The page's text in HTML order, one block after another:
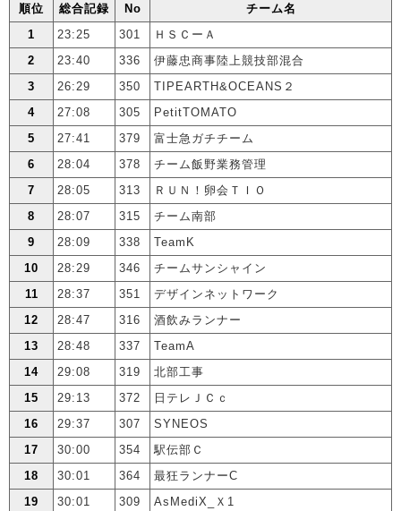
順位 総合記録 No
チーム名
1
23:25 301
ＨＳＣーＡ
2
23:40 336
伊藤忠商事陸上競技部混合
3
26:29 350
TIPEARTH&OCEANS２
4
27:08 305
PetitTOMATO
5
27:41 379
富士急ガチチーム
6
28:04 378
チーム飯野業務管理
7
28:05 313
ＲＵＮ！卵会ＴＩＯ
8
28:07 315
チーム南部
9
28:09 338
TeamK
10
28:29 346
チームサンシャイン
11
28:37 351
デザインネットワーク
12
28:47 316
酒飲みランナー
13
28:48 337
TeamA
14
29:08 319
北部工事
15
29:13 372
日テレＪＣｃ
16
29:37 307
SYNEOS
17
30:00 354
駅伝部Ｃ
18
30:01 364
最狂ランナーC
19
30:01 309
AsMediX_Ｘ1